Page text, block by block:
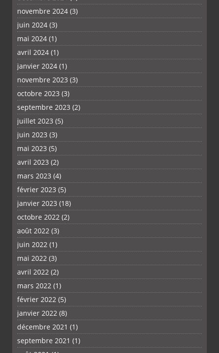
novembre 2024 (3)
juin 2024 (3)
mai 2024 (1)
avril 2024 (1)
janvier 2024 (1)
novembre 2023 (3)
octobre 2023 (3)
septembre 2023 (2)
juillet 2023 (5)
juin 2023 (3)
mai 2023 (5)
avril 2023 (2)
mars 2023 (4)
février 2023 (5)
janvier 2023 (18)
octobre 2022 (2)
août 2022 (3)
juin 2022 (1)
mai 2022 (3)
avril 2022 (2)
mars 2022 (1)
février 2022 (5)
janvier 2022 (8)
décembre 2021 (1)
septembre 2021 (1)